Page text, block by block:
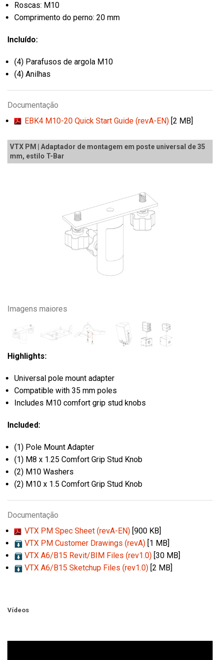
Roscas: M10
Comprimento do perno: 20 mm
Incluído:
(4) Parafusos de argola M10
(4) Anilhas
Documentação
EBK4 M10-20 Quick Start Guide (revA-EN) [2 MB]
VTX PM | Adaptador de montagem em poste universal de 35
mm, estilo T-Bar
Imagens maiores
Highlights:
Universal pole mount adapter
Compatible with 35 mm poles
Includes M10 comfort grip stud knobs
Included:
(1) Pole Mount Adapter
(1) M8 x 1.25 Comfort Grip Stud Knob
(2) M10 Washers
(2) M10 x 1.5 Comfort Grip Stud Knob
Documentação
VTX PM Spec Sheet (revA-EN) [900 KB]
VTX PM Customer Drawings (revA) [1 MB]
VTX A6/B15 Revit/BIM Files (rev1.0) [30 MB]
VTX A6/B15 Sketchup Files (rev1.0) [2 MB]
Vídeos